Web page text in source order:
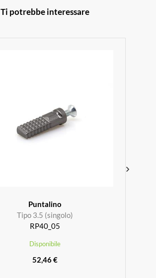
Ti potrebbe interessare
Puntalino
Tipo 3.5 (singolo)
RP40_05
Disponibile
52,46 €